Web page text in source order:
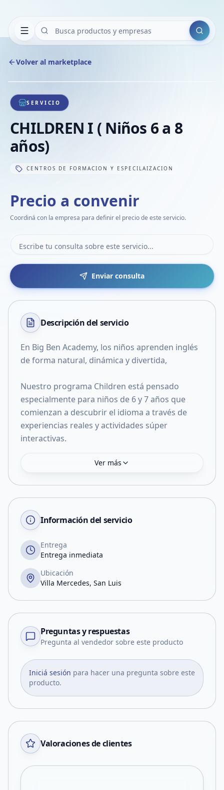
Buscar
Volver al marketplace
1/1
SERVICIO
CHILDREN I ( Niños 6 a 8
años)
CENTROS DE FORMACION Y ESPECILAIZACION
Precio a convenir
Coordiná con la empresa para definir el precio de este servicio.
Enviar consulta
Descripción del servicio
En Big Ben Academy, los niños aprenden inglés
de forma natural, dinámica y divertida,
Nuestro programa Children está pensado
especialmente para niños de 6 y 7 años que
comienzan a descubrir el idioma a través de
experiencias reales y actividades súper
interactivas.
Ver más
Información del servicio
Entrega
Entrega inmediata
Ubicación
Villa Mercedes, San Luis
Preguntas y respuestas
Pregunta al vendedor sobre este producto
Iniciá sesión para hacer una pregunta sobre este
producto.
Valoraciones de clientes